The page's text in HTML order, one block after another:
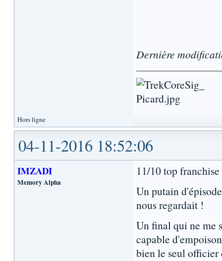
Dernière
Hors ligne
04-11-2016 18:52:06
IMZADI
Memory Alpha
11/10 top
Un putain
nous regardait !
Un final qui ne me
capable
bien le seul officier